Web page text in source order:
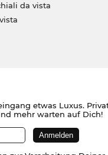
da vista
etwas Luxus.
mehr warten auf Dich!